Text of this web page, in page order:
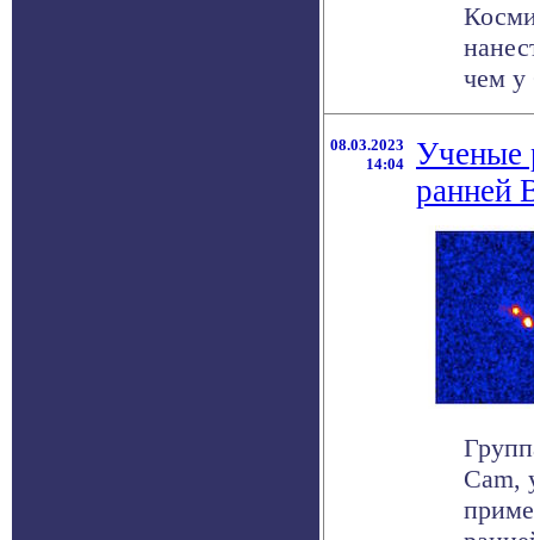
чем у
08.03.2023
14:04
Ученые
ранней
Cam,